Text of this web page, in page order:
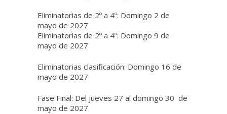
Eliminatorias de 2º a 4º: Domingo 2 de
mayo de 2027
Eliminatorias de 2º a 4º: Domingo 9 de
mayo de 2027
Eliminatorias clasificación: Domingo 16 de
mayo de 2027
Fase Final: Del jueves 27 al domingo 30 de
mayo de 2027